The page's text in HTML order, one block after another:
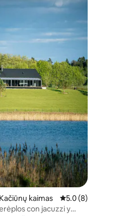
5, 7 reseñas
kaimas Calificación
5.0 (8)
con jacuzzi y